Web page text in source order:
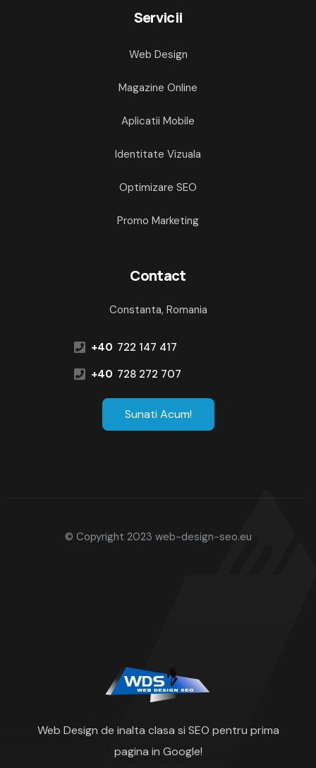
Servicii
Web Design
Magazine Online
Aplicatii Mobile
Identitate Vizuala
Optimizare SEO
Promo Marketing
Contact
Constanta, Romania
+40 722 147 417
+40 728 272 707
Sunati Acum!
© Copyright 2023 web-design-seo.eu
Web Design de inalta clasa si SEO pentru prima
pagina in Google!